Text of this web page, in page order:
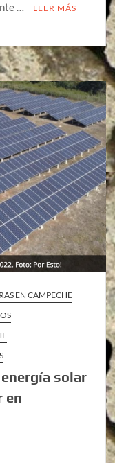
…
LEER MÁS
EN CAMPECHE
solar
en